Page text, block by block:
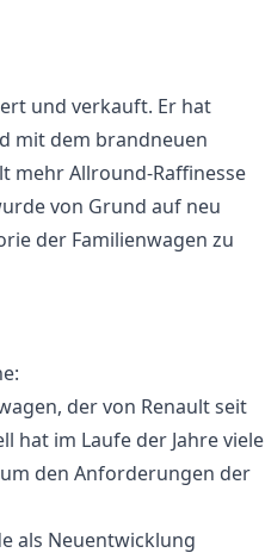
und verkauft. Er hat
mit dem brandneuen
mehr Allround-Raffinesse
von Grund auf neu
der Familienwagen zu
der von Renault seit
hat im Laufe der Jahre viele
den Anforderungen der
als Neuentwicklung